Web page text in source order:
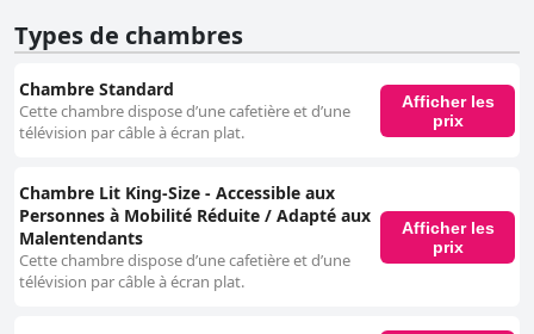
Types de chambres
Chambre Standard
Cette chambre dispose d’une cafetière et d’une
télévision par câble à écran plat.
Afficher les
prix
Chambre Lit King-Size - Accessible aux
Personnes à Mobilité Réduite / Adapté aux
Malentendants
Cette chambre dispose d’une cafetière et d’une
télévision par câble à écran plat.
Afficher les
prix